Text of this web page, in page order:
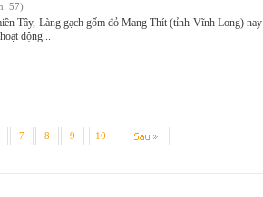
57)
Tây, Làng gạch gốm đỏ Mang Thít (tỉnh Vĩnh Long) nay
động...
7 8 9 10